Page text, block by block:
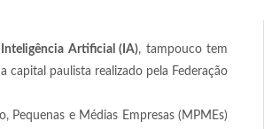
Inteligência Artificial (IA), tampouco tem
capital paulista realizado pela Federação
Pequenas e Médias Empresas (MPMEs)